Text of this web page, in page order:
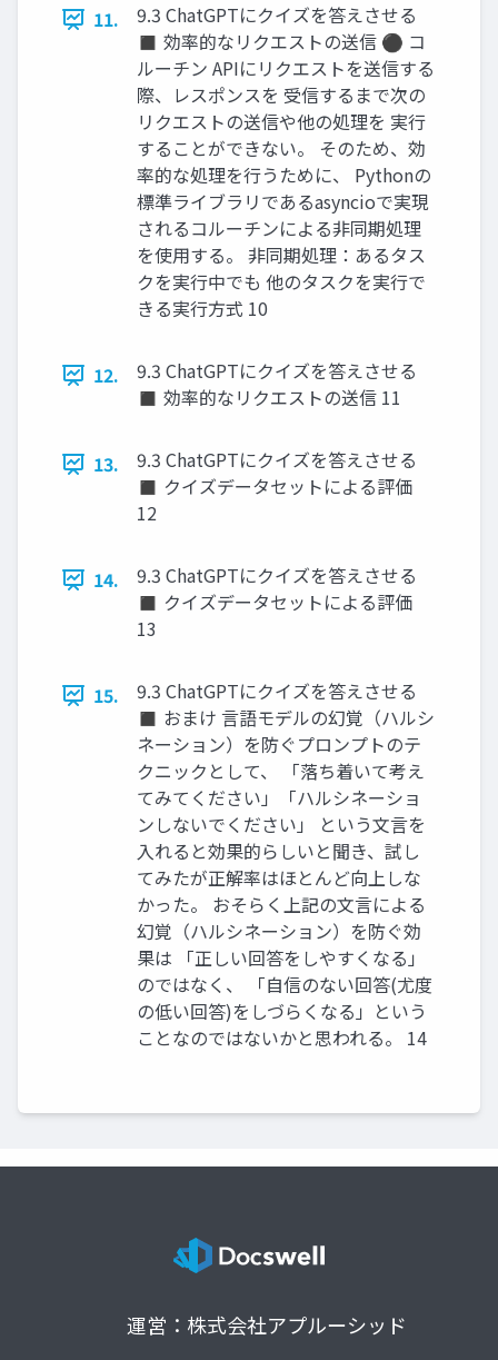
11.
9.3 ChatGPTにクイズを答えさせる
◼ 効率的なリクエストの送信 ⚫ コ
ルーチン APIにリクエストを送信する
際、レスポンスを 受信するまで次の
リクエストの送信や他の処理を 実行
することができない。 そのため、効
率的な処理を行うために、 Pythonの
標準ライブラリであるasyncioで実現
されるコルーチンによる非同期処理
を使用する。 非同期処理：あるタス
クを実行中でも 他のタスクを実行で
きる実行方式 10
12.
9.3 ChatGPTにクイズを答えさせる
◼ 効率的なリクエストの送信 11
13.
9.3 ChatGPTにクイズを答えさせる
◼ クイズデータセットによる評価
12
14.
9.3 ChatGPTにクイズを答えさせる
◼ クイズデータセットによる評価
13
15.
9.3 ChatGPTにクイズを答えさせる
◼ おまけ 言語モデルの幻覚（ハルシ
ネーション）を防ぐプロンプトのテ
クニックとして、 「落ち着いて考え
てみてください」「ハルシネーショ
ンしないでください」 という文言を
入れると効果的らしいと聞き、試し
てみたが正解率はほとんど向上しな
かった。 おそらく上記の文言による
幻覚（ハルシネーション）を防ぐ効
果は 「正しい回答をしやすくなる」
のではなく、 「自信のない回答(尤度
の低い回答)をしづらくなる」という
ことなのではないかと思われる。 14
運営：株式会社アプルーシッド